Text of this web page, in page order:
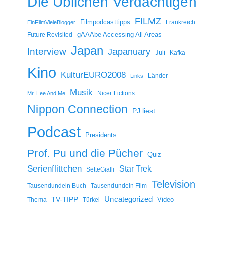
EinFilmVieleBlogger Filmpodcasttipps FILMZ
Frankreich
Future Revisited
gAAAbe Accessing All Areas
Interview Japan Japanuary Juli Kafka
Kino KulturEURO2008 Links Länder
Mr. Lee And Me Musik Nicer Fictions
Nippon Connection PJ liest
Podcast Presidents
Prof. Pu und die Pücher Quiz
Serienflittchen SetteGialli Star Trek
Tausendundein Buch Tausendundein Film Television
Thema TV-TIPP Türkei Uncategorized Video